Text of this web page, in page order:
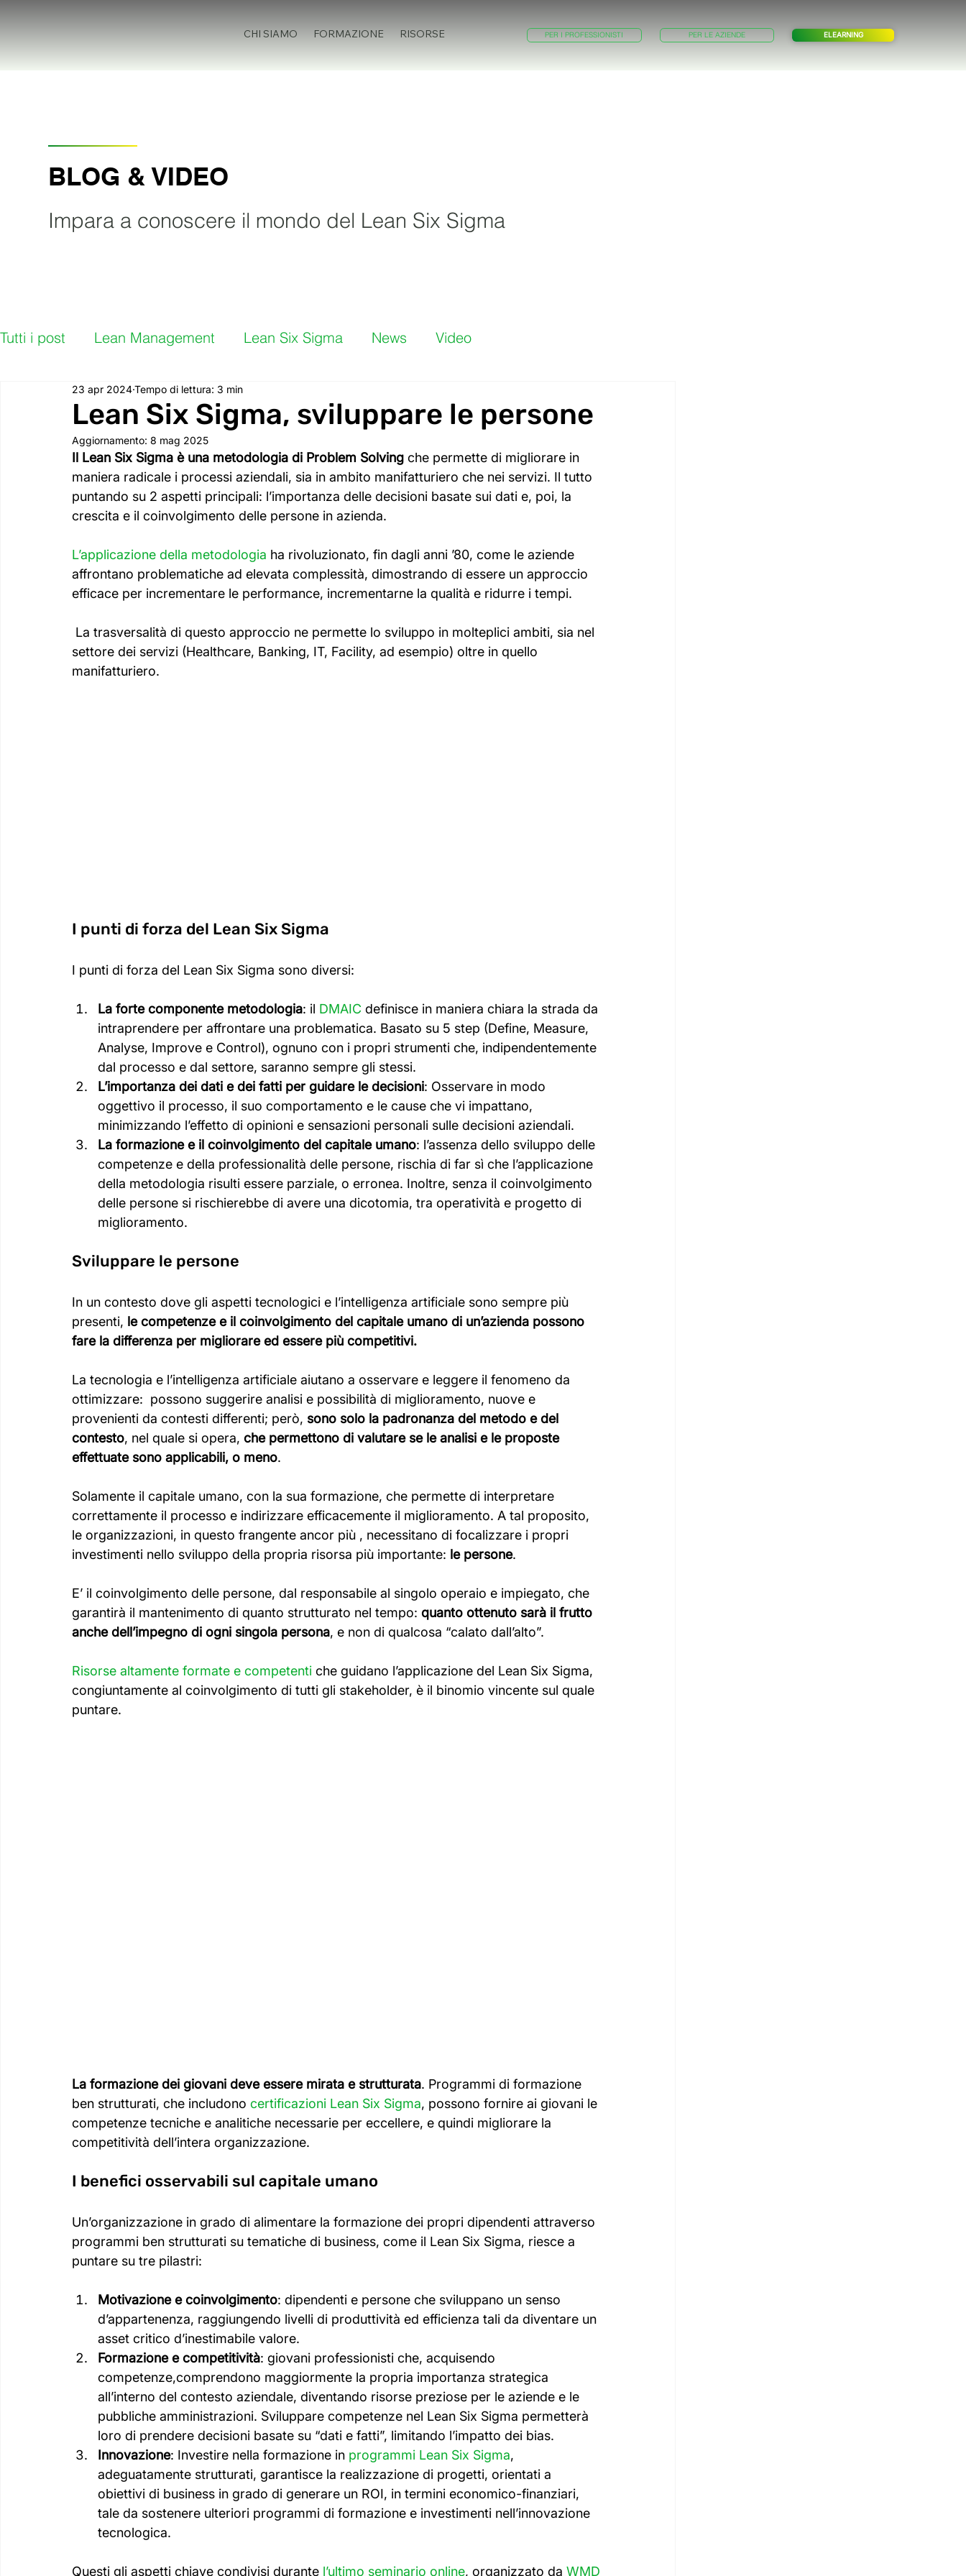
CHI SIAMO FORMAZIONE RISORSE PER I PROFESSIONISTI PER LE AZIENDE ELEARNING
Tutti i post Lean Management Lean Six Sigma News Video
Lean Six Sigma, sviluppare le persone
23 apr 2024Tempo di lettura: 3 min
Aggiornamento: 8 mag 2025
Il Lean Six Sigma è una metodologia di Problem Solving che permette di migliorare in
maniera radicale i processi aziendali, sia in ambito manifatturiero che nei servizi. Il tutto
puntando su 2 aspetti principali: l’importanza delle decisioni basate sui dati e, poi, la
crescita e il coinvolgimento delle persone in azienda.
L’applicazione della metodologia ha rivoluzionato, fin dagli anni ’80, come le aziende
affrontano problematiche ad elevata complessità, dimostrando di essere un approccio
efficace per incrementare le performance, incrementarne la qualità e ridurre i tempi.
settore dei servizi (Healthcare, Banking, IT, Facility, ad esempio) oltre in quello
manifatturiero.
I punti di forza del Lean Six Sigma
I punti di forza del Lean Six Sigma sono diversi:
La forte componente metodologia: il DMAIC definisce in maniera chiara la strada da
intraprendere per affrontare una problematica. Basato su 5 step (Define, Measure,
Analyse, Improve e Control), ognuno con i propri strumenti che, indipendentemente
dal processo e dal settore, saranno sempre gli stessi.
L’importanza dei dati e dei fatti per guidare le decisioni: Osservare in modo
oggettivo il processo, il suo comportamento e le cause che vi impattano,
minimizzando l’effetto di opinioni e sensazioni personali sulle decisioni aziendali.
La formazione e il coinvolgimento del capitale umano: l’assenza dello sviluppo delle
competenze e della professionalità delle persone, rischia di far sì che l’applicazione
della metodologia risulti essere parziale, o erronea. Inoltre, senza il coinvolgimento
delle persone si rischierebbe di avere una dicotomia, tra operatività e progetto di
miglioramento.
Sviluppare le persone
In un contesto dove gli aspetti tecnologici e l’intelligenza artificiale sono sempre più
presenti, le competenze e il coinvolgimento del capitale umano di un’azienda possono
fare la differenza per migliorare ed essere più competitivi.
La tecnologia e l’intelligenza artificiale aiutano a osservare e leggere il fenomeno da
ottimizzare:  possono suggerire analisi e possibilità di miglioramento, nuove e
provenienti da contesti differenti; però, sono solo la padronanza del metodo e del
contesto, nel quale si opera, che permettono di valutare se le analisi e le proposte
effettuate sono applicabili, o meno.
Solamente il capitale umano, con la sua formazione, che permette di interpretare
correttamente il processo e indirizzare efficacemente il miglioramento. A tal proposito,
le organizzazioni, in questo frangente ancor più , necessitano di focalizzare i propri
investimenti nello sviluppo della propria risorsa più importante: le persone.
E’ il coinvolgimento delle persone, dal responsabile al singolo operaio e impiegato, che
garantirà il mantenimento di quanto strutturato nel tempo: quanto ottenuto sarà il frutto
anche dell’impegno di ogni singola persona, e non di qualcosa “calato dall’alto”.
Risorse altamente formate e competenti che guidano l’applicazione del Lean Six Sigma,
congiuntamente al coinvolgimento di tutti gli stakeholder, è il binomio vincente sul quale
puntare.
La formazione dei giovani deve essere mirata e strutturata. Programmi di formazione
ben strutturati, che includono certificazioni Lean Six Sigma, possono fornire ai giovani le
competenze tecniche e analitiche necessarie per eccellere, e quindi migliorare la
competitività dell’intera organizzazione.
I benefici osservabili sul capitale umano
Un’organizzazione in grado di alimentare la formazione dei propri dipendenti attraverso
programmi ben strutturati su tematiche di business, come il Lean Six Sigma, riesce a
puntare su tre pilastri:
Motivazione e coinvolgimento: dipendenti e persone che sviluppano un senso
d’appartenenza, raggiungendo livelli di produttività ed efficienza tali da diventare un
asset critico d’inestimabile valore.
Formazione e competitività: giovani professionisti che, acquisendo
competenze,comprendono maggiormente la propria importanza strategica
all’interno del contesto aziendale, diventando risorse preziose per le aziende e le
pubbliche amministrazioni. Sviluppare competenze nel Lean Six Sigma permetterà
loro di prendere decisioni basate su “dati e fatti”, limitando l’impatto dei bias.
Innovazione: Investire nella formazione in programmi Lean Six Sigma,
adeguatamente strutturati, garantisce la realizzazione di progetti, orientati a
obiettivi di business in grado di generare un ROI, in termini economico-finanziari,
tale da sostenere ulteriori programmi di formazione e investimenti nell’innovazione
tecnologica.
Questi gli aspetti chiave condivisi durante l’ultimo seminario online, organizzato da WMD
BLOG & VIDEO
Impara a conoscere il mondo del Lean Six Sigma